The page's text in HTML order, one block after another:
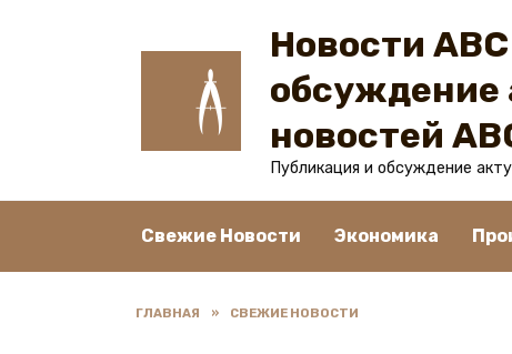
Новости
обсуждение
новостей
Публикация и обсуждение
Свежие Новости Экономика
ГЛАВНАЯ » СВЕЖИЕ НОВОСТИ